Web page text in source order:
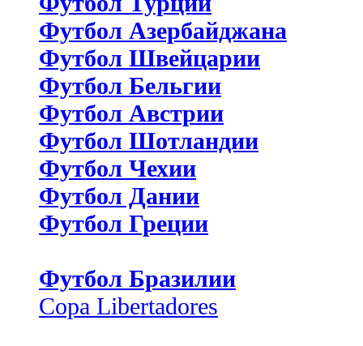
Футбол Азербайджана
Футбол Швейцарии
Футбол Бельгии
Футбол Австрии
Футбол Шотландии
Футбол Чехии
Футбол Дании
Футбол Греции
Футбол Бразилии
Copa Libertadores